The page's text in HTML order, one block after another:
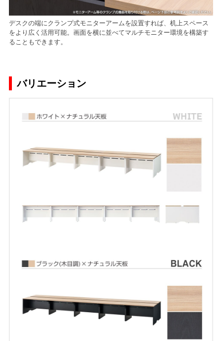
デスクの端にクランプ式モニターアームを設置すれば、机上スペース
をより広く活用可能。画面を横に並べてマルチモニター環境を構築す
ることもできます。
バリエーション